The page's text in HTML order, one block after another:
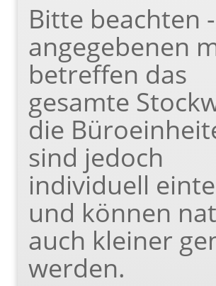
Bitte beachten
angegebenen
betreffen das
gesamte
die
sind jedoch
individuell
und können
auch kleiner
werden.